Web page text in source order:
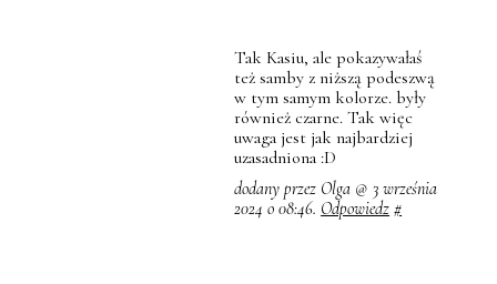
Tak Kasiu, ale pokazywałaś
też samby z niższą podeszwą
w tym samym kolorze. były
również czarne. Tak więc
uwaga jest jak najbardziej
uzasadniona :D
dodany przez Olga @ 3 września
2024 o 08:46. Odpowiedz #